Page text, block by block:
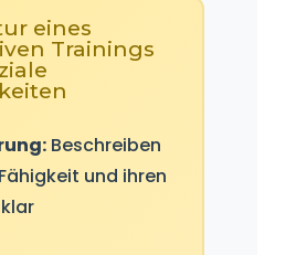
eines
Trainings
Beschreiben
und ihren